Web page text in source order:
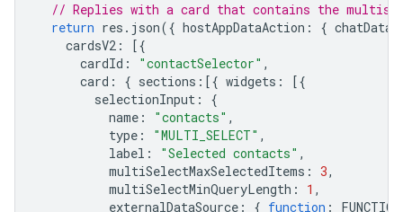
// Replies with a card that contains the
return res . json({ hostAppDataAction : {
cardsV2 :
[{
cardId : "contactSelector" ,
card : { sections : [{ widgets :
[{
selectionInput :
{
name : "contacts" ,
type : "MULTI_SELECT" ,
label : "Selected contacts" ,
multiSelectMaxSelectedItems : 3,
multiSelectMinQueryLength : 1 ,
externalDataSource : { function :